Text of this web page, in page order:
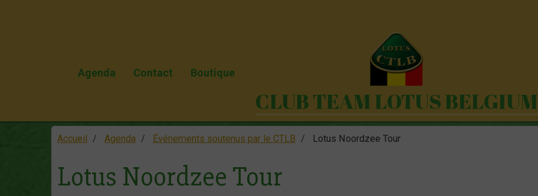
Agenda Contact Boutique
CLUB TEAM LOTUS BELGIUM
Accueil Agenda Événements soutenus par le CTLB Lotus Noordzee Tour
Lotus Noordzee Tour